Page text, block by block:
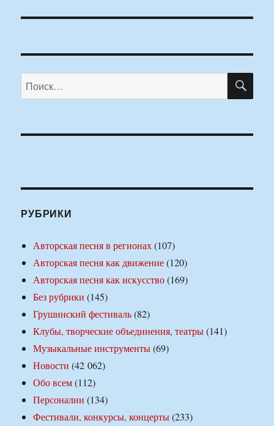
Искать:
РУБРИКИ
Авторская песня в регионах(107)
Авторская песня как движение(120)
Авторская песня как искусство(169)
Без рубрики (145)
Грушинский фестиваль(82)
Клубы, творческие объединения, театры(141)
Музыкальные инструменты(69)
Новости (42 062)
Обо всем(112)
Персоналии (134)
Фестивали, конкурсы, концерты(233)